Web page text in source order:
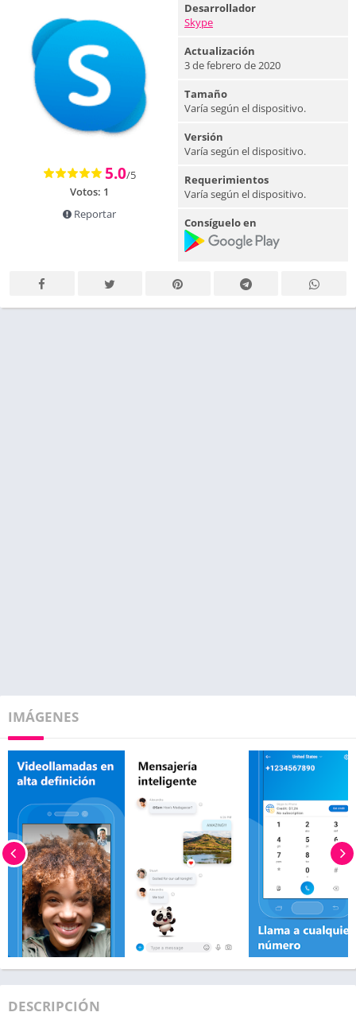
5.0/5
Votos: 1
Reportar
Desarrollador
Skype
Actualización
3 de febrero de 2020
Tamaño
Varía según el dispositivo.
Versión
Varía según el dispositivo.
Requerimientos
Varía según el dispositivo.
Consíguelo en
IMÁGENES
DESCRIPCIÓN